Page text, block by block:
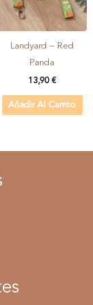
Landyard – Red
Panda
13,90€
Añadir Al Carrito